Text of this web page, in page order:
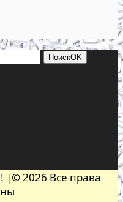
ПоискOK
|© 2026 Все права